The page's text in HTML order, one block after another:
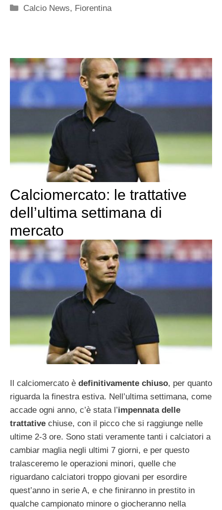
Categorie
Calcio News, Fiorentina
Calciomercato: le trattative
dell’ultima settimana di
mercato
Il calciomercato è definitivamente chiuso, per quanto
riguarda la finestra estiva. Nell’ultima settimana, come
accade ogni anno, c’è stata l’impennata delle
trattative chiuse, con il picco che si raggiunge nelle
ultime 2-3 ore. Sono stati veramente tanti i calciatori a
cambiar maglia negli ultimi 7 giorni, e per questo
tralasceremo le operazioni minori, quelle che
riguardano calciatori troppo giovani per esordire
quest’anno in serie A, e che finiranno in prestito in
qualche campionato minore o giocheranno nella